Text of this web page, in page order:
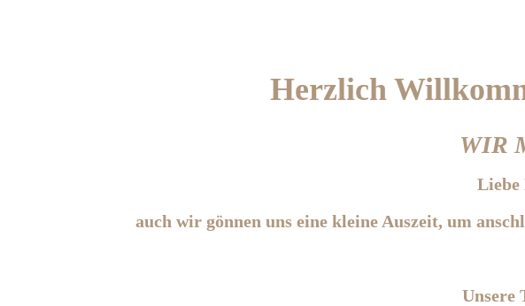
Herzlich
WIR
Liebe
auch wir gönnen uns eine kleine Auszeit, um
Unsere